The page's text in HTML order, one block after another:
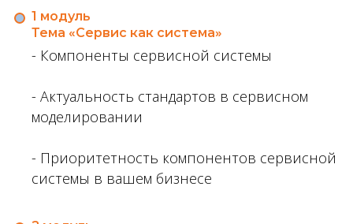
1 модуль
Тема «Сервис как система»
- Компоненты сервисной системы
- Актуальность стандартов в сервисном
моделировании
- Приоритетность компонентов сервисной
системы в вашем бизнесе